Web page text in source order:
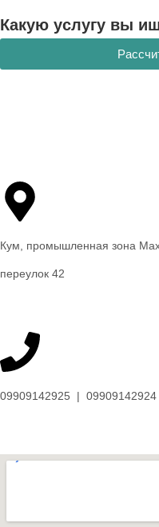
Какую услугу вы
Кум, промышленная зона
переулок 42
09909142925 | 09909142924